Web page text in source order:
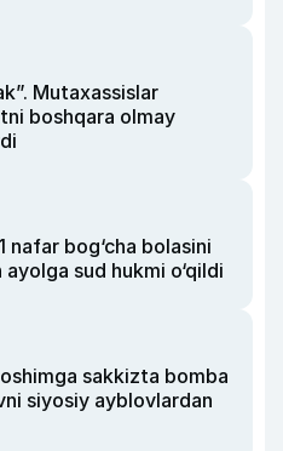
Mutaxassislar
boshqara olmay
nafar bog‘cha bolasini
sud hukmi o‘qildi
sakkizta bomba
siyosiy ayblovlardan